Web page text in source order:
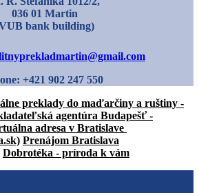
036 01 Martin
bank building)
+421 902 247 550
preklady do maďarčiny a ruštiny -
agentúra Budapešť -
adresa v Bratislave
Prenájom Bratislava
Dobrotéka - príroda k vám